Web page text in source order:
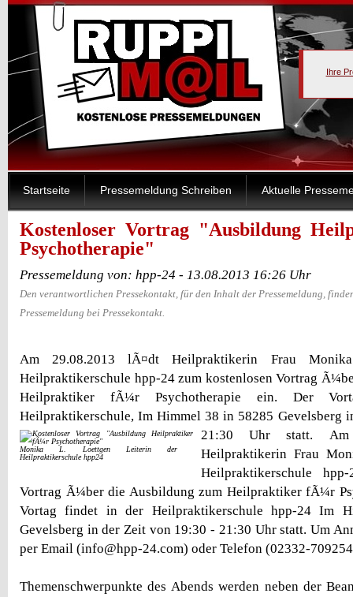
Ihre
Startseite Pressemeldung Schreiben Aktuelle
Kostenloser Vortrag "Ausbildung
Psychotherapie"
Pressemeldung von: hpp-24 - 13.08.2013 16:26 Uhr
Den verantwortlichen Pressekontakt, für den Inhalt der Pressemeldung,
Pressemeldung bei Pressekontakt.
Am 29.08.2013 lÃ¤dt Heilpraktikerin Frau
Heilpraktikerschule hpp-24 zum kostenlosen Vortrag
Heilpraktiker fÃ¼r Psychotherapie ein. Der
Heilpraktikerschule, Im Himmel 38 in 58285 Gevelsberg
21:30 Uhr statt.
Monika L. Loettgen Leiterin der
Heilpraktikerschule hpp24
Heilpraktikerin Frau
Heilpraktikerschule
Vortrag Ã¼ber die Ausbildung zum Heilpraktiker fÃ¼r
Vortag findet in der Heilpraktikerschule hpp-24 Im
Gevelsberg in der Zeit von 19:30 - 21:30 Uhr statt. Um
per Email (info@hpp-24.com) oder Telefon (02332-
Themenschwerpunkte des Abends werden neben der